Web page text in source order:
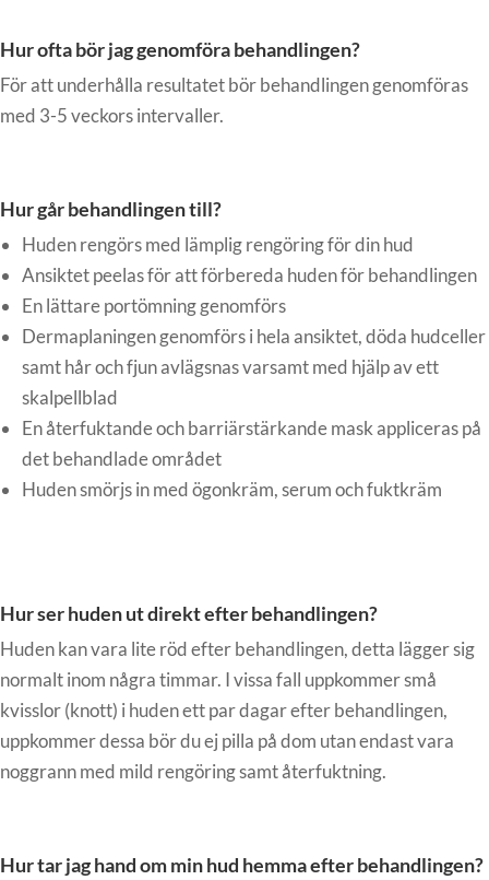
Hur ofta bör jag genomföra behandlingen?
För att underhålla resultatet bör behandlingen genomföras
med 3-5 veckors intervaller.
Hur går behandlingen till?
Huden rengörs med lämplig rengöring för din hud
Ansiktet peelas för att förbereda huden för behandlingen
En lättare portömning genomförs
Dermaplaningen genomförs i hela ansiktet, döda hudceller
samt hår och fjun avlägsnas varsamt med hjälp av ett
skalpellblad
En återfuktande och barriärstärkande mask appliceras på
det behandlade området
Huden smörjs in med ögonkräm, serum och fuktkräm
Hur ser huden ut direkt efter behandlingen?
Huden kan vara lite röd efter behandlingen, detta lägger sig
normalt inom några timmar. I vissa fall uppkommer små
kvisslor (knott) i huden ett par dagar efter behandlingen,
uppkommer dessa bör du ej pilla på dom utan endast vara
noggrann med mild rengöring samt återfuktning.
Hur tar jag hand om min hud hemma efter behandlingen?